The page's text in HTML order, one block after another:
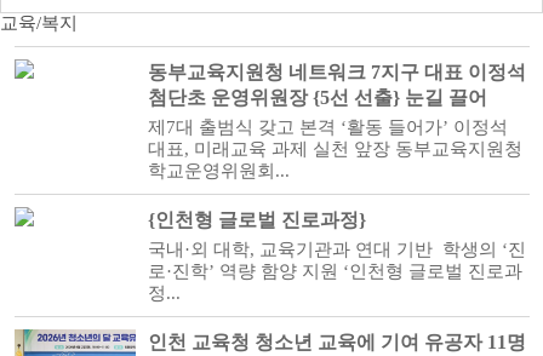
교육/복지
동부교육지원청 네트워크 7지구 대표 이정석
첨단초 운영위원장 {5선 선출} 눈길 끌어
제7대 출범식 갖고 본격 ‘활동 들어가’ 이정석
대표, 미래교육 과제 실천 앞장 동부교육지원청
학교운영위원회...
{인천형 글로벌 진로과정}
국내·외 대학, 교육기관과 연대 기반 학생의 ‘진
로·진학’ 역량 함양 지원 ‘인천형 글로벌 진로과
정...
인천 교육청 청소년 교육에 기여 유공자 11명